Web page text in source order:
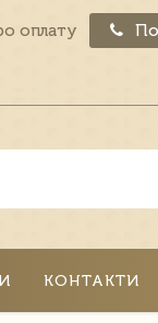
оплату
КОНТАКТИ